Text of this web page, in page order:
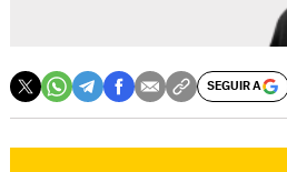
SEGUIR A